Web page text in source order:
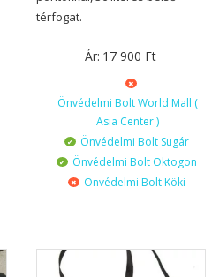
térfogat.
Ár: 17 900 Ft
Önvédelmi Bolt World Mall (
Asia Center )
Önvédelmi Bolt Sugár
Önvédelmi Bolt Oktogon
Önvédelmi Bolt Köki